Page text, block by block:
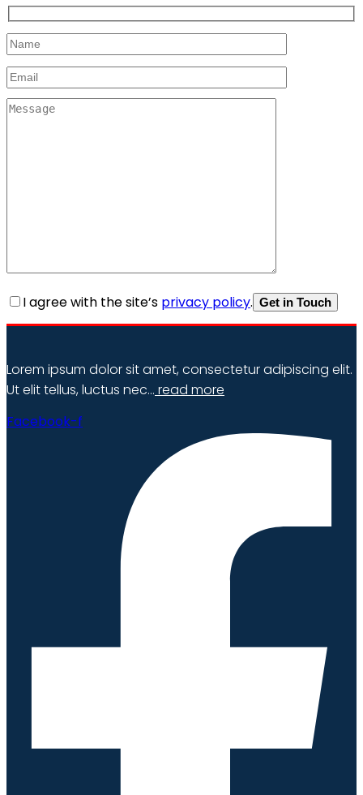
I agree with the site’s privacy policy.
Lorem ipsum dolor sit amet, consectetur adipiscing elit.
Ut elit tellus, luctus nec… read more
Facebook-f